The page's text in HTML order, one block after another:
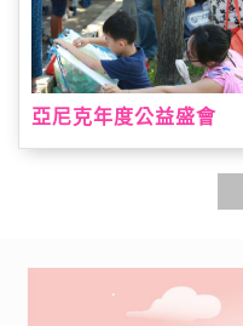
亞尼克年度公益盛會
趣，早鳥報到就送手撕